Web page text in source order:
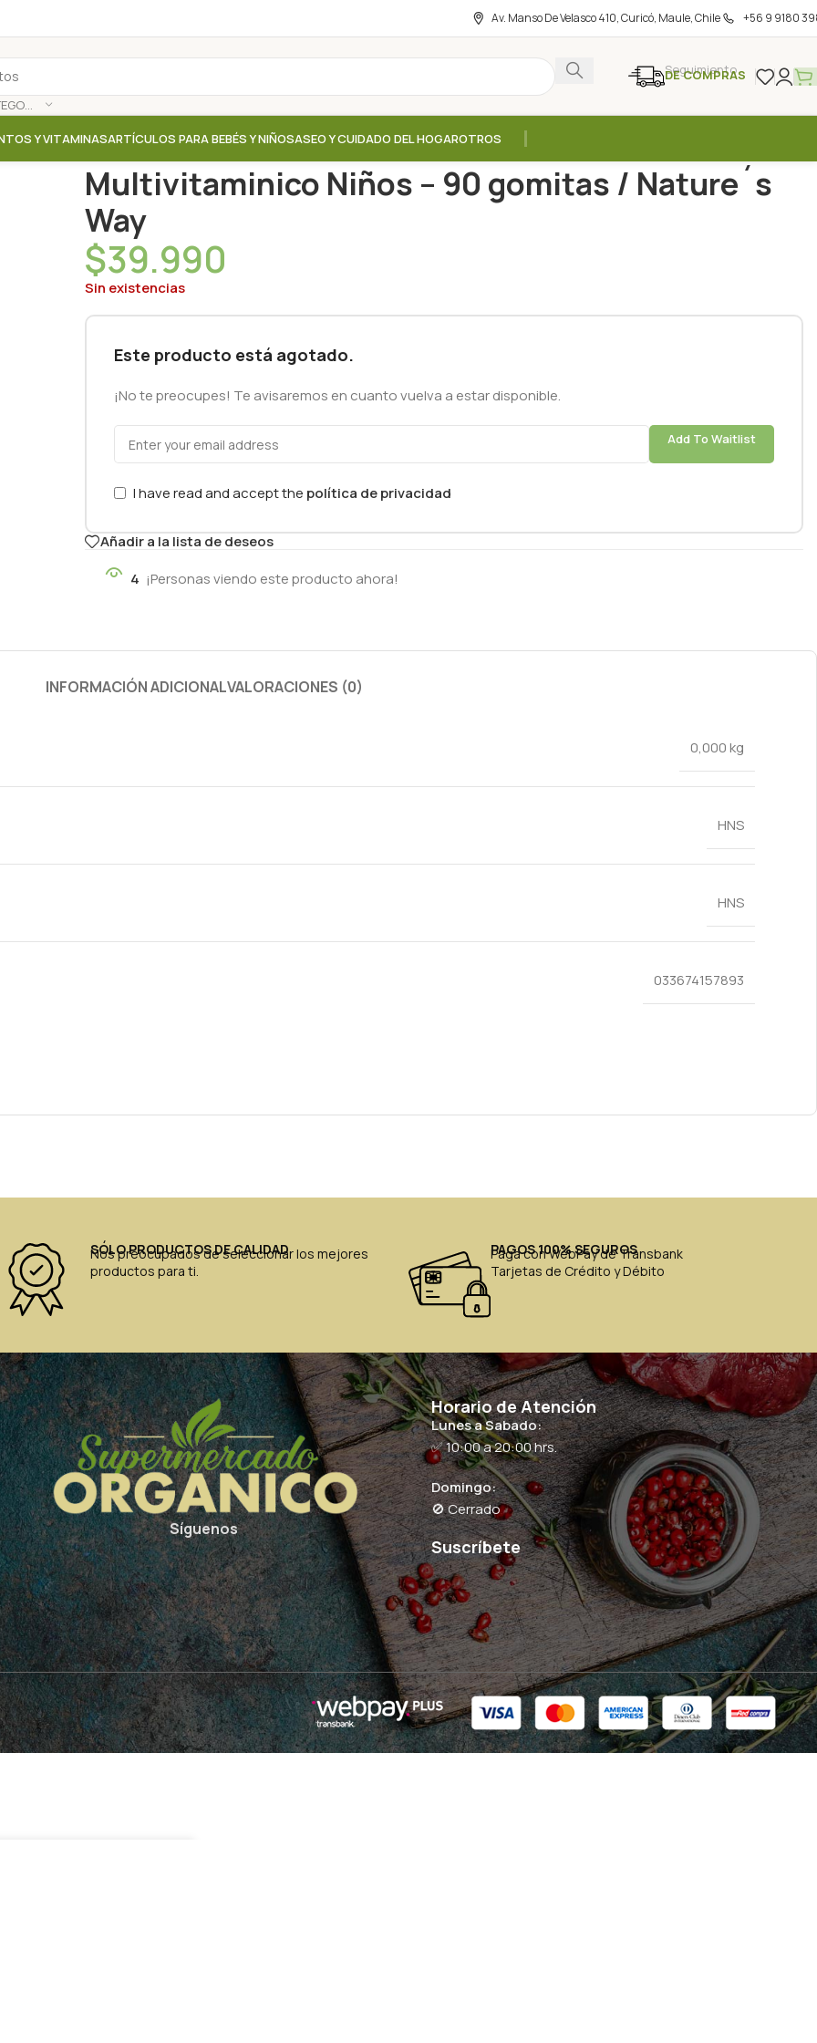
Av. Manso De Velasco 410, Curicó, Maule, Chile +56 9 9180
SELECCIONAR CATEGORÍA
Seguimiento
DE COMPRAS
Y VITAMINASARTÍCULOS PARA BEBÉS Y NIÑOSASEO Y CUIDADO DEL HOGAROTROS
Multivitaminico Niños – 90 gomitas / Nature´s
Way
$39.990
Sin existencias
Este producto está agotado.
¡No te preocupes! Te avisaremos en cuanto vuelva a estar disponible.
Add To Waitlist
I have read and accept the política de privacidad
Añadir a la lista de deseos
4 ¡Personas viendo este producto ahora!
INFORMACIÓN ADICIONALVALORACIONES (0)
0,000 kg
HNS
HNS
033674157893
SÓLO PRODUCTOS DE CALIDAD
Nos preocupados de seleccionar los mejores
productos para ti.
PAGOS 100% SEGUROS
Paga con WebPay de Transbank
Tarjetas de Crédito y Débito
Síguenos
Horario de Atención
Lunes a Sabado:
✅ 10:00 a 20:00 hrs.
Domingo:
🚫 Cerrado
Suscríbete